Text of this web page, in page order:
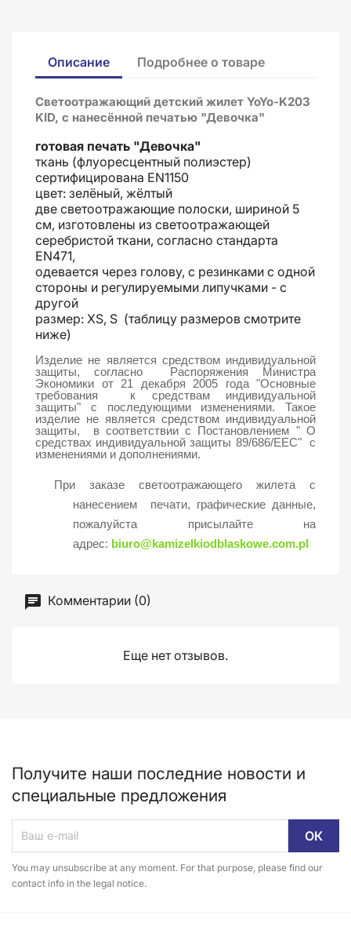
Описание Подробнее о товаре
Светоотражающий детский жилет YoYo-K203
KID, с нанесённой печатью "Девочка"
готовая печать "Девочка"
ткань (флуоресцентный полиэстер)
сертифицирована EN1150
цвет: зелёный, жёлтый
две светоотражающие полоски, шириной 5
см, изготовлены из светоотражающей
серебристой ткани, согласно стандарта
EN471,
одевается через голову, с резинками с одной
стороны и регулируемыми липучками - с
другой
размер: XS, S (таблицу размеров смотрите
ниже)
Изделие не является средством индивидуальной
защиты, согласно Распоряжения Министра
Экономики от 21 декабря 2005 года "Основные
требования к средствам индивидуальной
защиты" с последующими изменениями. Такое
изделие не является средством индивидуальной
защиты, в соответствии с Постановлением " О
средствах индивидуальной защиты 89/686/EEC" с
изменениями и дополнениями.
При заказе светоотражающего жилета с
нанесением печати, графические данные,
пожалуйста присылайте на
адрес: biuro@kamizelkiodblaskowe.com.pl
Комментарии (0)
Еще нет отзывов.
Получите наши последние новости и
специальные предложения
You may unsubscribe at any moment. For that purpose, please find our
contact info in the legal notice.